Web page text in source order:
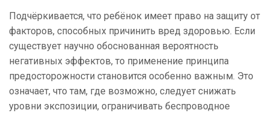
Подчёркивается, что ребёнок имеет право на защиту от
факторов, способных причинить вред здоровью. Если
существует научно обоснованная вероятность
негативных эффектов, то применение принципа
предосторожности становится особенно важным. Это
означает, что там, где возможно, следует снижать
уровни экспозиции, ограничивать беспроводное